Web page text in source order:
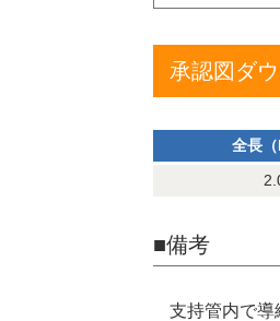
承認図ダ
全長（
■備考
支持管内で導